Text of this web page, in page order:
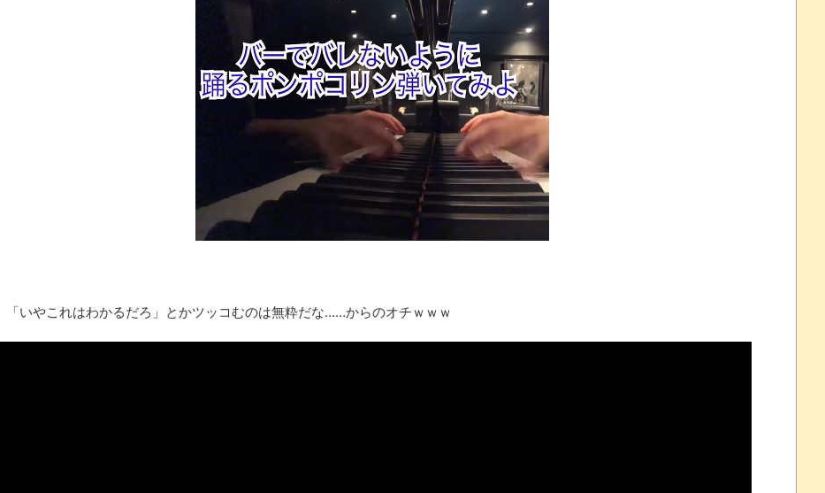
【動画】ロシア軍のドローンをネット発射装置で撃墜するウクライナ。
「ぞわっとした…」カルディで売っているコーヒーのパッケージが“一瞬怖い”と話題にwwww
「天才か」いや変態です、宝鐘マリンのルアーを作ってタコを釣り上げた動画が葛飾北斎も大喜びの構図過ぎておも
ろい件ほか、8月08日の新着CGまとめ
8月26日にリメイク完結編「FF7リベレーション」の新映像が公開！欧州gamescom 2026にて
レトロパソコンの雑誌掲載プログラムリストを打ち込んだゲームプレイ動画で当時が懐かしい。
お前らの身体の悩み教えてくれ
「アメリカのヤンキーがアジア人にケンカを売った結果ｗｗｗ」 ほか
マケイン9巻＆アニメ公式ガイド感想
「いやこれはわかるだろ」とかツッコむのは無粋だな……からのオチｗｗｗ